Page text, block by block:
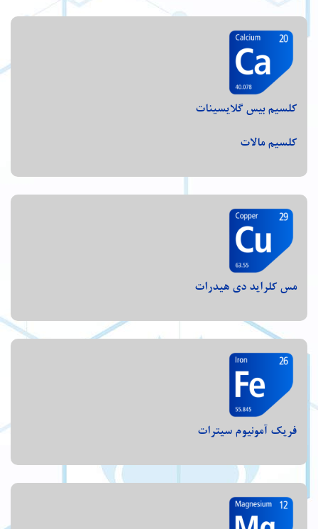
کلسیم بیس گلایسینات
کلسیم مالات
مس کلراید دی هیدرات
فریک آمونیوم سیترات